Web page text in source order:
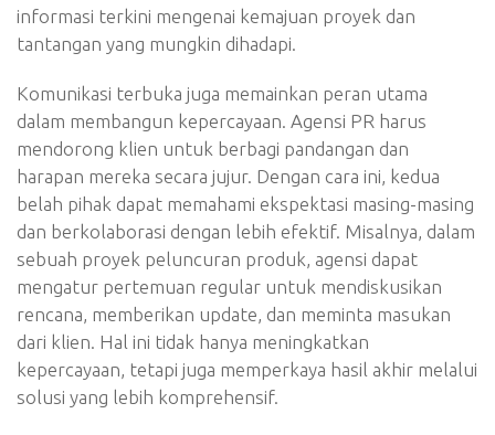
informasi terkini mengenai kemajuan proyek dan
tantangan yang mungkin dihadapi.
Komunikasi terbuka juga memainkan peran utama
dalam membangun kepercayaan. Agensi PR harus
mendorong klien untuk berbagi pandangan dan
harapan mereka secara jujur. Dengan cara ini, kedua
belah pihak dapat memahami ekspektasi masing-masing
dan berkolaborasi dengan lebih efektif. Misalnya, dalam
sebuah proyek peluncuran produk, agensi dapat
mengatur pertemuan regular untuk mendiskusikan
rencana, memberikan update, dan meminta masukan
dari klien. Hal ini tidak hanya meningkatkan
kepercayaan, tetapi juga memperkaya hasil akhir melalui
solusi yang lebih komprehensif.